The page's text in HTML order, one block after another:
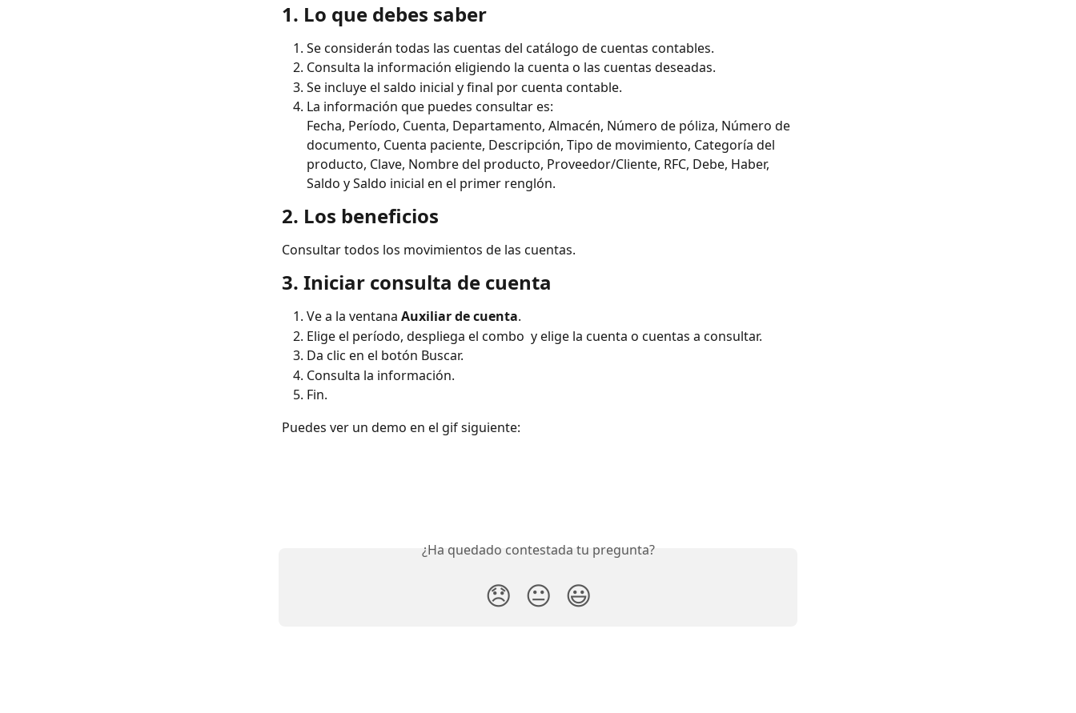
1. Lo que debes saber
Se considerán todas las cuentas del catálogo de cuentas contables.
Consulta la información eligiendo la cuenta o las cuentas deseadas.
Se incluye el saldo inicial y final por cuenta contable.
La información que puedes consultar es:
Fecha, Período, Cuenta, Departamento, Almacén, Número de póliza, Número de
documento, Cuenta paciente, Descripción, Tipo de movimiento, Categoría del
producto, Clave, Nombre del producto, Proveedor/Cliente, RFC, Debe, Haber,
Saldo y Saldo inicial en el primer renglón.
2. Los beneficios
Consultar todos los movimientos de las cuentas.
3. Iniciar consulta de cuenta
Ve a la ventana Auxiliar de cuenta.
Elige el período, despliega el combo  y elige la cuenta o cuentas a consultar.
Da clic en el botón Buscar.
Consulta la información.
Fin.
Puedes ver un demo en el gif siguiente:
¿Ha quedado contestada tu pregunta?
😞 😐 😃